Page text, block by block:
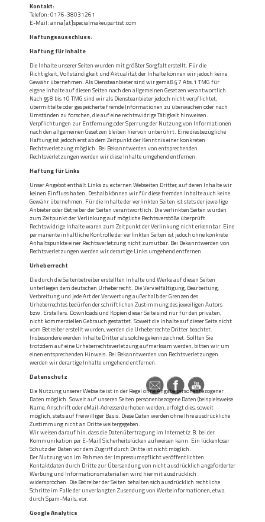
Kontakt:
Telefon: 0176-38031261
E-Mail: anna[at]specialmakeupartist.com
Haftungsausschluss:
Haftung für Inhalte
Die Inhalte unserer Seiten wurden mit größter Sorgfalt erstellt. Für die
Richtigkeit, Vollständigkeit und Aktualität der Inhalte können wir jedoch keine
Gewähr übernehmen. Als Diensteanbieter sind wir gemäß § 7 Abs.1 TMG für
eigene Inhalte auf diesen Seiten nach den allgemeinen Gesetzen verantwortlich.
Nach §§ 8 bis 10 TMG sind wir als Diensteanbieter jedoch nicht verpflichtet,
übermittelte oder gespeicherte fremde Informationen zu überwachen oder nach
Umständen zu forschen, die auf eine rechtswidrige Tätigkeit hinweisen.
Verpflichtungen zur Entfernung oder Sperrung der Nutzung von Informationen
nach den allgemeinen Gesetzen bleiben hiervon unberührt. Eine diesbezügliche
Haftung ist jedoch erst ab dem Zeitpunkt der Kenntnis einer konkreten
Rechtsverletzung möglich. Bei Bekanntwerden von entsprechenden
Rechtsverletzungen werden wir diese Inhalte umgehend entfernen.
Haftung für Links
Unser Angebot enthält Links zu externen Webseiten Dritter, auf deren Inhalte wir
keinen Einfluss haben. Deshalb können wir für diese fremden Inhalte auch keine
Gewähr übernehmen. Für die Inhalte der verlinkten Seiten ist stets der jeweilige
Anbieter oder Betreiber der Seiten verantwortlich. Die verlinkten Seiten wurden
zum Zeitpunkt der Verlinkung auf mögliche Rechtsverstöße überprüft.
Rechtswidrige Inhalte waren zum Zeitpunkt der Verlinkung nicht erkennbar. Eine
permanente inhaltliche Kontrolle der verlinkten Seiten ist jedoch ohne konkrete
Anhaltspunkte einer Rechtsverletzung nicht zumutbar. Bei Bekanntwerden von
Rechtsverletzungen werden wir derartige Links umgehend entfernen.
Urheberrecht
Die durch die Seitenbetreiber erstellten Inhalte und Werke auf diesen Seiten
unterliegen dem deutschen Urheberrecht. Die Vervielfältigung, Bearbeitung,
Verbreitung und jede Art der Verwertung außerhalb der Grenzen des
Urheberrechtes bedürfen der schriftlichen Zustimmung des jeweiligen Autors
bzw. Erstellers. Downloads und Kopien dieser Seite sind nur für den privaten,
nicht kommerziellen Gebrauch gestattet. Soweit die Inhalte auf dieser Seite nicht
vom Betreiber erstellt wurden, werden die Urheberrechte Dritter beachtet.
Insbesondere werden Inhalte Dritter als solche gekennzeichnet. Sollten Sie
trotzdem auf eine Urheberrechtsverletzung aufmerksam werden, bitten wir um
einen entsprechenden Hinweis. Bei Bekanntwerden von Rechtsverletzungen
werden wir derartige Inhalte umgehend entfernen.
Datenschutz
Die Nutzung unserer Webseite ist in der Regel ohne Angabe personenbezogener
Daten möglich. Soweit auf unseren Seiten personenbezogene Daten (beispielsweise
Name, Anschrift oder eMail-Adressen) erhoben werden, erfolgt dies, soweit
möglich, stets auf freiwilliger Basis. Diese Daten werden ohne Ihre ausdrückliche
Zustimmung nicht an Dritte weitergegeben.
Wir weisen darauf hin, dass die Datenübertragung im Internet (z.B. bei der
Kommunikation per E-Mail) Sicherheitslücken aufweisen kann. Ein lückenloser
Schutz der Daten vor dem Zugriff durch Dritte ist nicht möglich.
Der Nutzung von im Rahmen der Impressumspflicht veröffentlichten
Kontaktdaten durch Dritte zur Übersendung von nicht ausdrücklich angeforderter
Werbung und Informationsmaterialien wird hiermit ausdrücklich
widersprochen. Die Betreiber der Seiten behalten sich ausdrücklich rechtliche
Schritte im Falle der unverlangten Zusendung von Werbeinformationen, etwa
durch Spam-Mails, vor.
Google Analytics